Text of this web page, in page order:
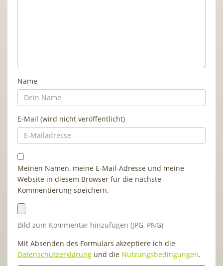
Name
E-Mail (wird nicht veröffentlicht)
Meinen Namen, meine E-Mail-Adresse und meine
Website in diesem Browser für die nächste
Kommentierung speichern.
Bild zum Kommentar hinzufügen (JPG, PNG)
Mit Absenden des Formulars akzeptiere ich die
Datenschutzerklärung und die Nutzungsbedingungen.